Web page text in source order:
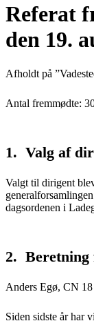
Referat
den 19.
Afholdt på
Antal fremmødte:
1. Valg af
Valgt til dirigent
dagsordenen i
2. Beretning
Anders Egø, CN 18
Siden sidste år har